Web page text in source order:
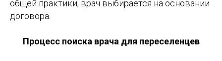
общей практики, врач выбирается на основании
договора.
Процесс поиска врача для переселенцев